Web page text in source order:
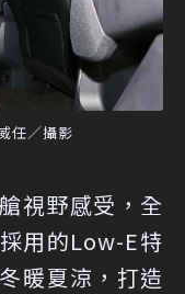
任／攝影
視野感受，全
用的Low-E特
暖夏涼，打造